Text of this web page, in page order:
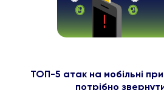
ТОП-5 атак на мобільні
потрібно